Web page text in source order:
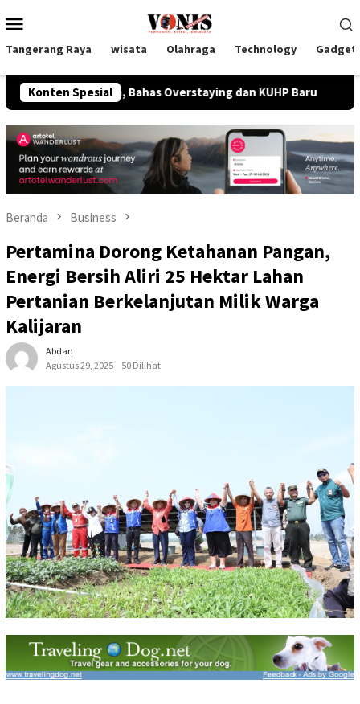
ke
Mobile
Tangerang Raya wisata Olahraga Technology
Konten Spesial
Bahas Overstaying dan KUHP Baru Ketua Umum
Beranda Business
Pertamina Dorong Ketahanan Pangan,
Energi Bersih Aliri 25 Hektar Lahan
Pertanian Berkelanjutan Milik Warga
Kalijaran
Abdan
Agustus 29, 2025
50 Dilihat